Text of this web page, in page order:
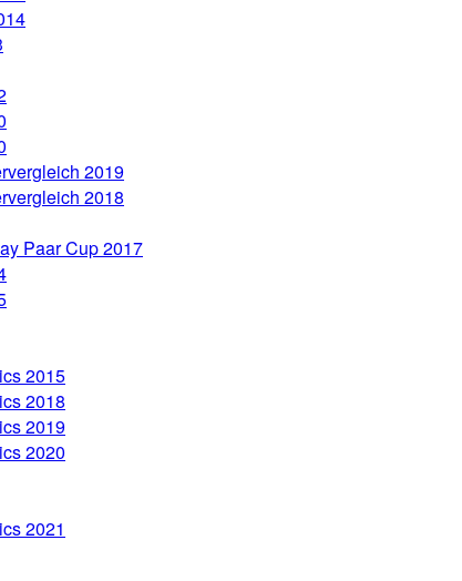
2019
2018
Paar Cup 2017
2015
2018
2019
2020
2021